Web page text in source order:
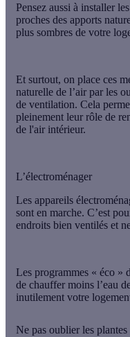
Pensez aussi à installer
proches des apports
plus sombres de votre
Et surtout, on place ces
naturelle de l’air par les
de ventilation. Cela
pleinement leur rôle de
de l'air intérieur.
L’électroménager
Les appareils
sont en marche. C’est
endroits bien ventilés et
Les programmes « éco »
de chauffer moins l’eau
inutilement votre
Ne pas oublier les plantes